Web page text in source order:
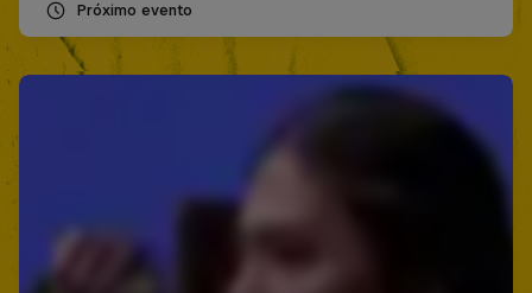
Próximo evento